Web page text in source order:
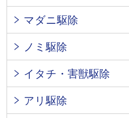
マダニ駆除
ノミ駆除
イタチ・害獣駆除
アリ駆除